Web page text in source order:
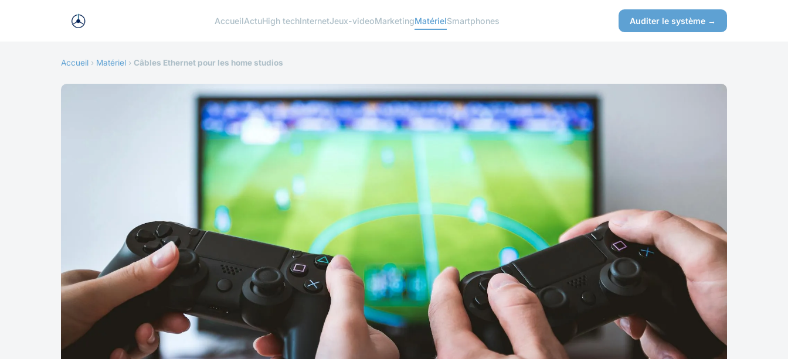
AccueilActuHigh techInternetJeux-videoMarketingMatérielSmartphones Auditer le système →
Accueil › Matériel › Câbles Ethernet pour les home studios